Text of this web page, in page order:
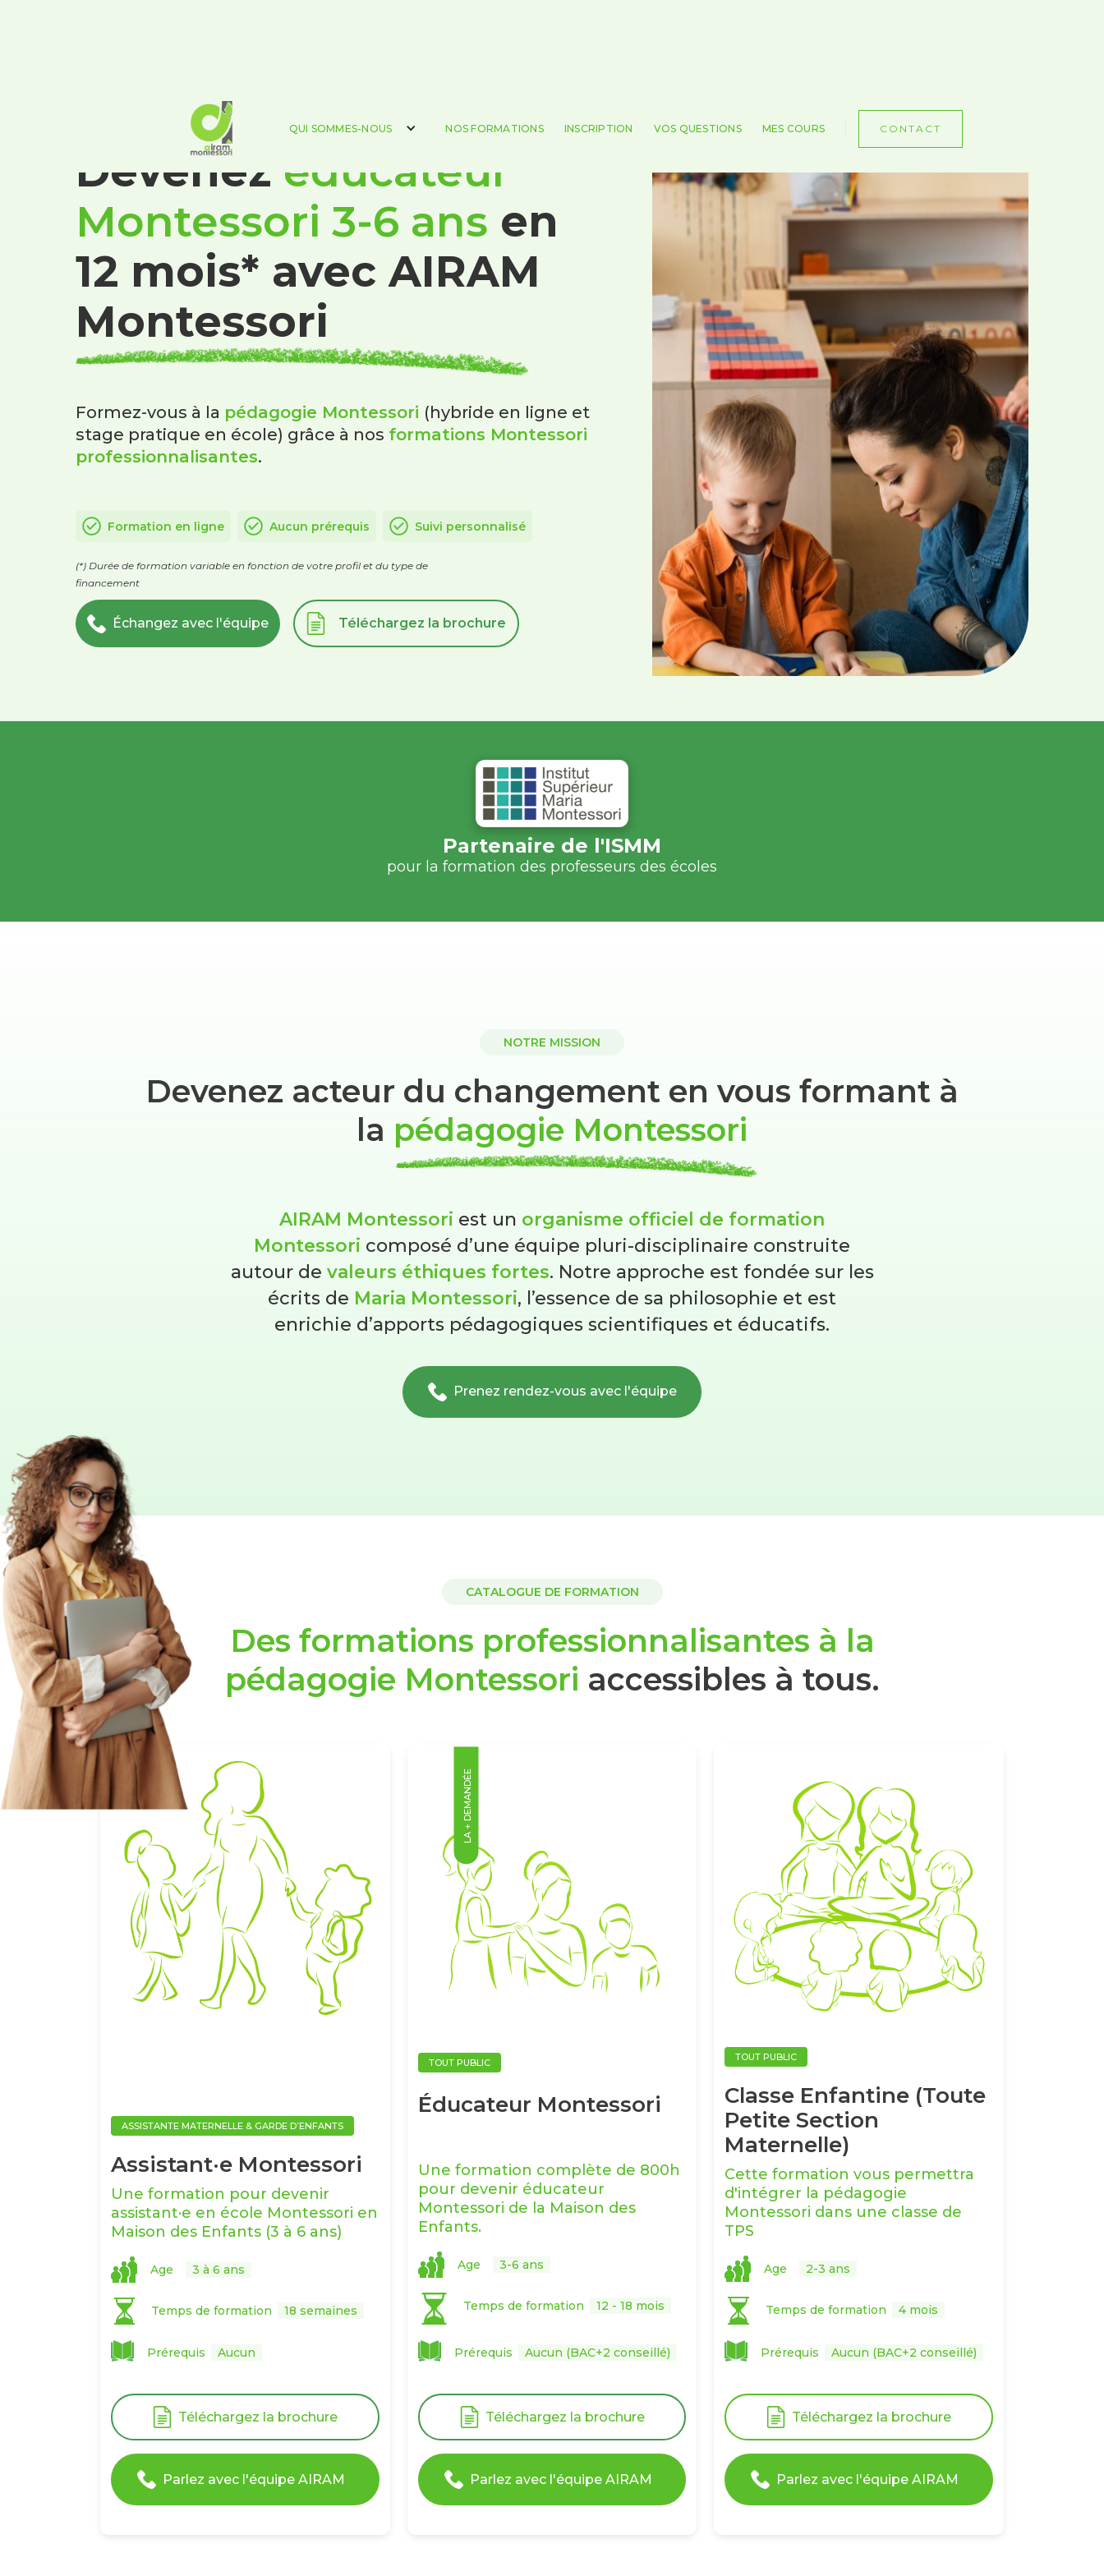
QUI SOMMES-NOUS NOS FORMATIONS INSCRIPTION VOS QUESTIONS MES COURS CONTACT
Devenez éducateur
Montessori 3-6 ans en
12 mois* avec AIRAM
Montessori
Formez-vous à la pédagogie Montessori (hybride en ligne et
stage pratique en école) grâce à nos formations Montessori
professionnalisantes.
Formation en ligne Aucun prérequis Suivi personnalisé
(*) Durée de formation variable en fonction de votre profil et du type de
financement
Échangez avec l'équipe Téléchargez la brochure
Partenaire de l'ISMM
pour la formation des professeurs des écoles
NOTRE MISSION
Devenez acteur du changement en vous formant à
la pédagogie Montessori
AIRAM Montessori est un organisme officiel de formation
Montessori composé d’une équipe pluri-disciplinaire construite
autour de valeurs éthiques fortes. Notre approche est fondée sur les
écrits de Maria Montessori, l’essence de sa philosophie et est
enrichie d’apports pédagogiques scientifiques et éducatifs.
Prenez rendez-vous avec l'équipe
CATALOGUE DE FORMATION
Des formations professionnalisantes à la
pédagogie Montessori accessibles à tous.
ASSISTANTE MATERNELLE & GARDE D’ENFANTS
Assistant·e Montessori
Une formation pour devenir
assistant·e en école Montessori en
Maison des Enfants (3 à 6 ans)
Age 3 à 6 ans
Temps de formation 18 semaines
Prérequis Aucun
Téléchargez la brochure
Parlez avec l'équipe AIRAM
LA + DEMANDÉE
TOUT PUBLIC
Éducateur Montessori
Une formation complète de 800h
pour devenir éducateur
Montessori de la Maison des
Enfants.
Age 3-6 ans
Temps de formation 12 - 18 mois
Prérequis Aucun (BAC+2 conseillé)
Téléchargez la brochure
Parlez avec l'équipe AIRAM
TOUT PUBLIC
Classe Enfantine (Toute
Petite Section
Maternelle)
Cette formation vous permettra
d'intégrer la pédagogie
Montessori dans une classe de
TPS
Age 2-3 ans
Temps de formation 4 mois
Prérequis Aucun (BAC+2 conseillé)
Téléchargez la brochure
Parlez avec l'équipe AIRAM